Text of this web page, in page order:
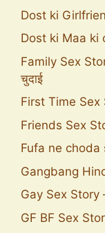
Dost ki
Dost ki Maa ki
Family Sex
चुदाई
First Time Sex
Friends Sex
Fufa ne choda
Gangbang
Gay Sex Story –
GF BF Sex